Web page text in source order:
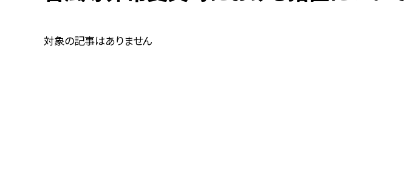
対象の記事はありません